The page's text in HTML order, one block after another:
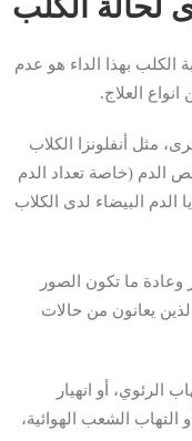
لحالة الكلب
بهذا الداء هو عدم
العلاج.
مثل أنفلونزا الكلاب
(خاصة تعداد الدم
الدم البيضاء لدى الكلاب
ما تكون الصور
يعانون من حالات
الرئوي، أو انهيار
التهاب الشعب الهوائية،